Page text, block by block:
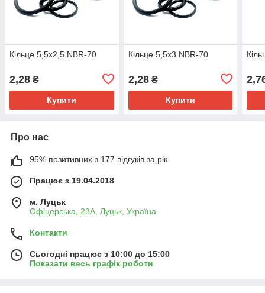
Кільце 5,5х2,5 NBR-70
2,28 ₴
Купити
Кільце 5,5х3 NBR-70
2,28₴
Купити
Про нас
95% позитивних з 177 відгуків за рік
Працює з 19.04.2018
м. Луцьк
Офіцерська, 23А, Луцьк, Україна
Контакти
Сьогодні працює з 10:00 до 15:00
Показати весь графік роботи